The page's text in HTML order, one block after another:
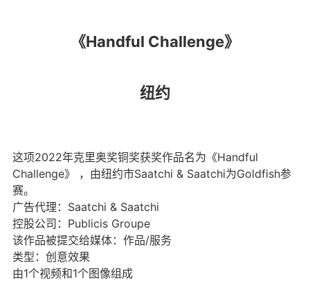
《Handful Challenge》
纽约
这项2022年克里奥奖铜奖获奖作品名为《Handful
Challenge》 ，由纽约市Saatchi & Saatchi为Goldfish参
赛。
广告代理：Saatchi & Saatchi
控股公司：Publicis Groupe
该作品被提交给媒体：作品/服务
类型：创意效果
由1个视频和1个图像组成